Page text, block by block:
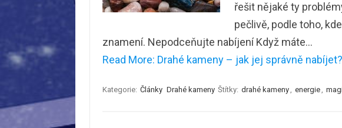
řešit nějaké ty
pečlivě, podle toho,
znamení. Nepodceňujte nabíjení Když máte…
Read More: Drahé kameny – jak jej správně
Kategorie: Články Drahé kameny Štítky: drahé kameny, energie,